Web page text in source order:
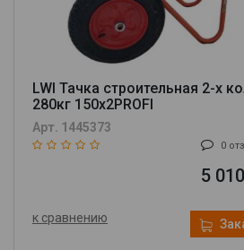
LWI Тачка строительная 2-х
280кг 150х2PROFI
Арт. 1445373
0
5 010
к сравнению